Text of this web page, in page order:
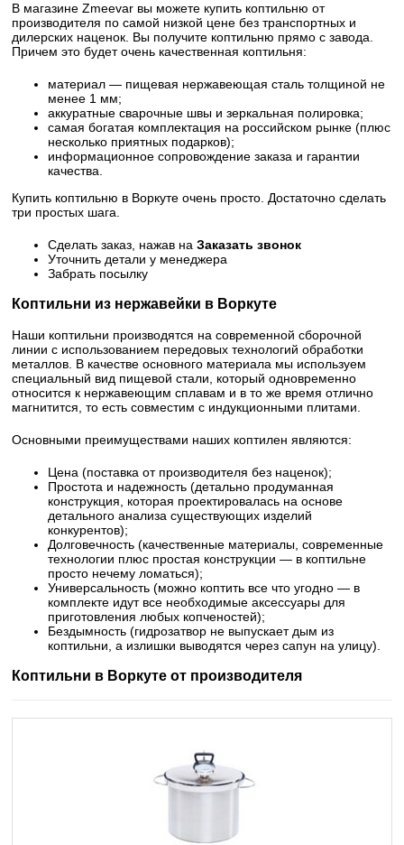
В магазине Zmeevar вы можете купить коптильню от
производителя по самой низкой цене без транспортных и
дилерских наценок. Вы получите коптильню прямо с завода.
Причем это будет очень качественная коптильня:
материал — пищевая нержавеющая сталь толщиной не
менее 1 мм;
аккуратные сварочные швы и зеркальная полировка;
самая богатая комплектация на российском рынке (плюс
несколько приятных подарков);
информационное сопровождение заказа и гарантии
качества.
Купить коптильню в Воркуте очень просто. Достаточно сделать
три простых шага.
Сделать заказ, нажав наЗаказать звонок
Уточнить детали у менеджера
Забрать посылку
Коптильни из нержавейки в Воркуте
Наши коптильни производятся на современной сборочной
линии с использованием передовых технологий обработки
металлов. В качестве основного материала мы используем
специальный вид пищевой стали, который одновременно
относится к нержавеющим сплавам и в то же время отлично
магнитится, то есть совместим с индукционными плитами.
Основными преимуществами наших коптилен являются:
Цена (поставка от производителя без наценок);
Простота и надежность (детально продуманная
конструкция, которая проектировалась на основе
детального анализа существующих изделий
конкурентов);
Долговечность (качественные материалы, современные
технологии плюс простая конструкции — в коптильне
просто нечему ломаться);
Универсальность (можно коптить все что угодно — в
комплекте идут все необходимые аксессуары для
приготовления любых копченостей);
Бездымность (гидрозатвор не выпускает дым из
коптильни, а излишки выводятся через сапун на улицу).
Коптильни в Воркуте от производителя